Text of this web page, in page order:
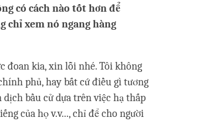
có cách nào tốt hơn để
chỉ xem nó ngang hàng
đoan kia, xin lỗi nhé. Tôi không
phủ, hay bất cứ điều gì tương
bầu cử dựa trên việc hạ thấp
của họ v.v..., chỉ để cho người